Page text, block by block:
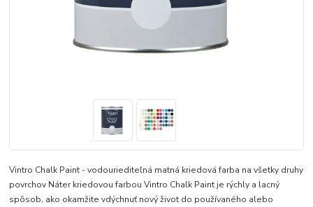
Vintro Chalk Paint - vodouriediteľná matná kriedová farba na všetky druhy
povrchov Náter kriedovou farbou Vintro Chalk Paint je rýchly a lacný
spôsob, ako okamžite vdýchnuť nový život do používaného alebo